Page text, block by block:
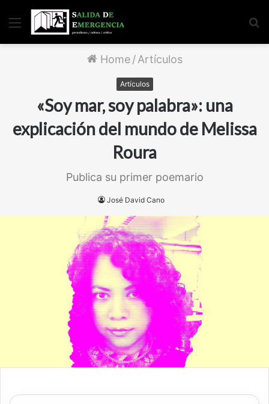
Menu
Home /Artículos
Artículos
«Soy mar, soy palabra»: una
explicación del mundo de Melissa
Roura
Publica su primer poemario
José David Cano